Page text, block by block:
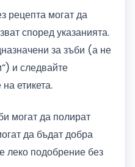
рецепта могат да
според указанията.
за зъби (а не
и следвайте
етикета.
могат да полират
да бъдат добра
леко подобрение без